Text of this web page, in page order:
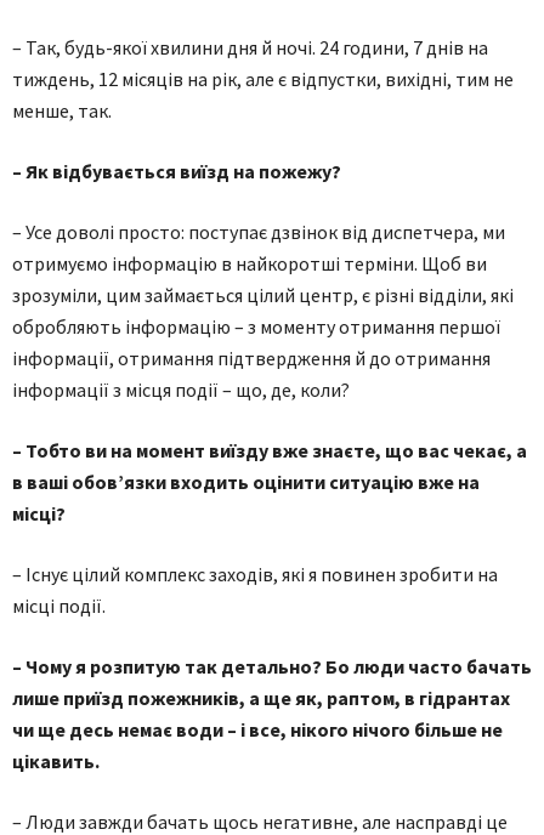
– Так, будь-якої хвилини дня й ночі. 24 години, 7 днів на
тиждень, 12 місяців на рік, але є відпустки, вихідні, тим не
менше, так.
– Як відбувається виїзд на пожежу?
– Усе доволі просто: поступає дзвінок від диспетчера, ми
отримуємо інформацію в найкоротші терміни. Щоб ви
зрозуміли, цим займається цілий центр, є різні відділи, які
обробляють інформацію – з моменту отримання першої
інформації, отримання підтвердження й до отримання
інформації з місця події – що, де, коли?
– Тобто ви на момент виїзду вже знаєте, що вас чекає, а
в ваші обов’язки входить оцінити ситуацію вже на
місці?
– Існує цілий комплекс заходів, які я повинен зробити на
місці події.
– Чому я розпитую так детально? Бо люди часто бачать
лише приїзд пожежників, а ще як, раптом, в гідрантах
чи ще десь немає води – і все, нікого нічого більше не
цікавить.
– Люди завжди бачать щось негативне, але насправді це